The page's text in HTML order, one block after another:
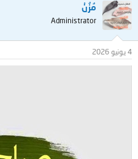
مُزُنْ
Administrator
4 يونيو 2026